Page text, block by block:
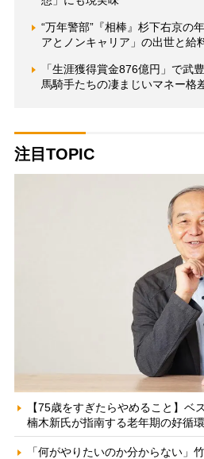
“万年警部”『相棒』杉下右京の
アとノンキャリア」の出世と給
「生涯獲得賞金876億円」で
馬騎手たちの凄まじいマネー格
注目TOPIC
【75歳をすぎたらやめること】ベ
楠木新氏が指南する老年期の好循
「何がやりたいのか分からない」